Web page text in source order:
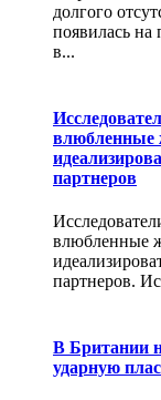
долгого
появилась на
в...
партнеров
влюбленные
партнеров.
В Британии
ударную